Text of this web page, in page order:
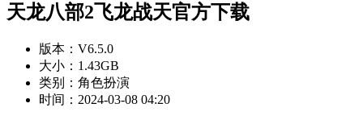
天龙八部2飞龙战天官方下载
版本： V6.5.0
大小： 1.43GB
类别： 角色扮演
时间： 2024-03-08 04:20